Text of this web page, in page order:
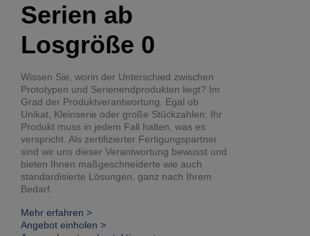
Serien ab
Losgröße 0
Wissen Sie, worin der Unterschied zwischen
Prototypen und Serienendprodukten liegt? Im
Grad der Produktverantwortung. Egal ob
Unikat, Kleinserie oder große Stückzahlen: Ihr
Produkt muss in jedem Fall halten, was es
verspricht. Als zertifizierter Fertigungspartner
sind wir uns dieser Verantwortung bewusst und
bieten Ihnen maßgeschneiderte wie auch
standardisierte Lösungen, ganz nach Ihrem
Bedarf.
Mehr erfahren >
Angebot einholen >